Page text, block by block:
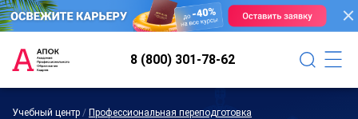
8 (800) 301-78-62
Учебный центр / Профессиональная переподготовка